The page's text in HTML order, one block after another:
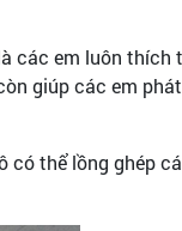
các em luôn thích
giúp các em
có thể lồng ghép